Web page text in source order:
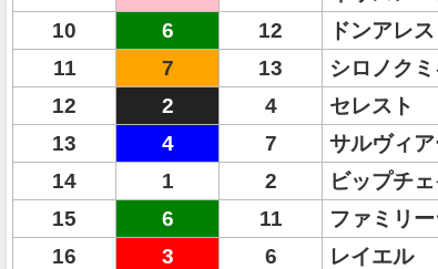
10
6 12 ドンアレス
11
7 13 シロノク
12
2 4 セレスト
13
4 7 サルヴィア
14
1 2 ビップチ
15
6 11 ファミリ
16
3 6 レイエル